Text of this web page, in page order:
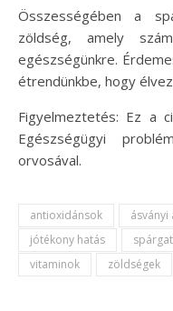
Összességében a
zöldség, amely
egészségünkre.
étrendünkbe, hogy
Figyelmeztetés: Ez a
Egészségügyi
orvosával.
antioxidánsok ásványi
jótékony hatás
vitaminok
zöldségek